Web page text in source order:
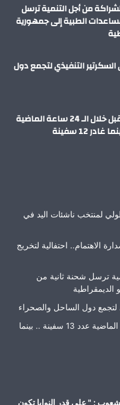
من أجل التنمية ترسل
الطبية إلى جمهورية
السكرتير التنفيذي لتجمع دول
ميناء_دمياط استقبل خلال الـ 24 ساعة الماضية
لمنتخب ناشئات اليد في
الاهتمام.. احتفالية لتخريج
ترسل شحنة ثانية من
الديمقراطية
لتجمع دول الساحل والصحراء
ميناء_دمياط استقبل خلال الـ 24 ساعة الماضية عدد 13 سفينة .. بينما
: " على قدر النوايا تكون